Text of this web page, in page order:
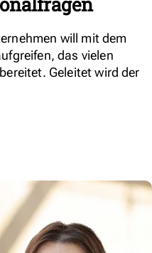
will mit dem
das vielen
Geleitet wird der